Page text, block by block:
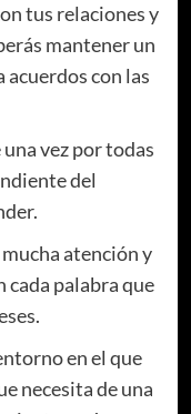
tus relaciones y
mantener un
con las
vez por todas
del
atención y
cada palabra que
en el que
necesita de una